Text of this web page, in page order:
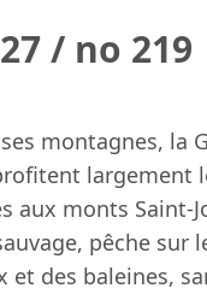
/ no 219
montagnes, la
largement
aux monts Saint-
pêche sur
et des baleines,